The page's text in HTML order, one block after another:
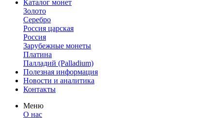
Каталог монет
Золото
Серебро
Россия царская
Россия
Зарубежные монеты
Платина
Палладий (Palladium)
Полезная информация
Новости и аналитика
Контакты
Меню
О нас